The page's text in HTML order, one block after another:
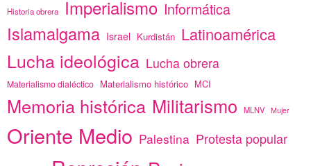
Historia obrera Imperialismo Informática
Islamalgama Israel Kurdistán Latinoamérica
Lucha ideológica Lucha obrera
Materialismo dialéctico Materialismo histórico MCI
Memoria histórica Militarismo MLNV Mujer
Oriente Medio Palestina Protesta popular